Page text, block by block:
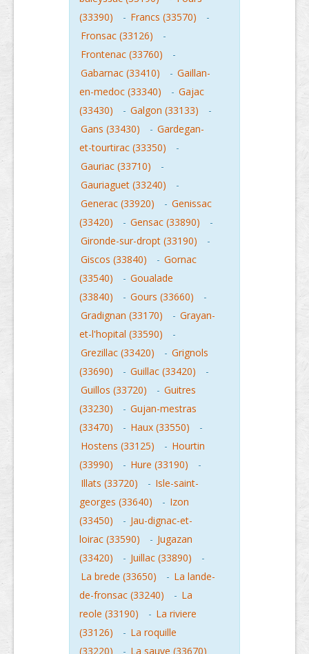
(33390)
- Francs (33570)
-
Fronsac (33126)
-
Frontenac (33760)
-
Gabarnac (33410)
- Gaillan-
en-medoc (33340)
- Gajac
(33430)
- Galgon (33133)
-
Gans (33430)
- Gardegan-
et-tourtirac (33350)
-
Gauriac (33710)
-
Gauriaguet (33240)
-
Generac (33920)
- Genissac
(33420)
- Gensac (33890)
-
Gironde-sur-dropt (33190)
-
Giscos (33840)
- Gornac
(33540)
- Goualade
(33840)
- Gours (33660)
-
Gradignan (33170)
- Grayan-
et-l'hopital (33590)
-
Grezillac (33420)
- Grignols
(33690)
- Guillac (33420)
-
Guillos (33720)
- Guitres
(33230)
- Gujan-mestras
(33470)
- Haux (33550)
-
Hostens (33125)
- Hourtin
(33990)
- Hure (33190)
-
Illats (33720)
- Isle-saint-
georges (33640)
- Izon
(33450)
- Jau-dignac-et-
loirac (33590)
- Jugazan
(33420)
- Juillac (33890)
-
La brede (33650)
- La lande-
de-fronsac (33240)
- La
reole (33190)
- La riviere
(33126)
- La roquille
(33220)
- La sauve (33670)